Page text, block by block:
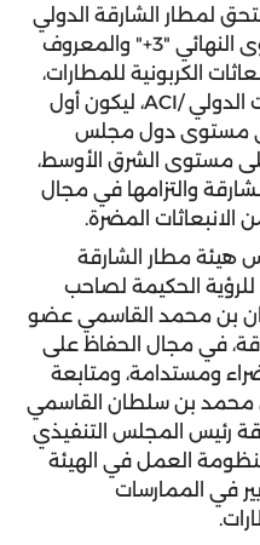
لمطار الشارقة الدولي
في اجتياز متطلبات المستوى النهائي "3+" والمعروف
الكربونية للمطارات،
الصادر عن مجلس المطارات الدولي /ACI، ليكون أول
مستوى دول مجلس
على مستوى الشرق الأوسط،
والتزامها في مجال
الانبعاثات المضرة.
هيئة مطار الشارقة
للرؤية الحكيمة لصاحب
بن محمد القاسمي عضو
في مجال الحفاظ على
ومستدامة، ومتابعة
بن سلطان القاسمي
رئيس المجلس التنفيذي
العمل في الهيئة
في الممارسات